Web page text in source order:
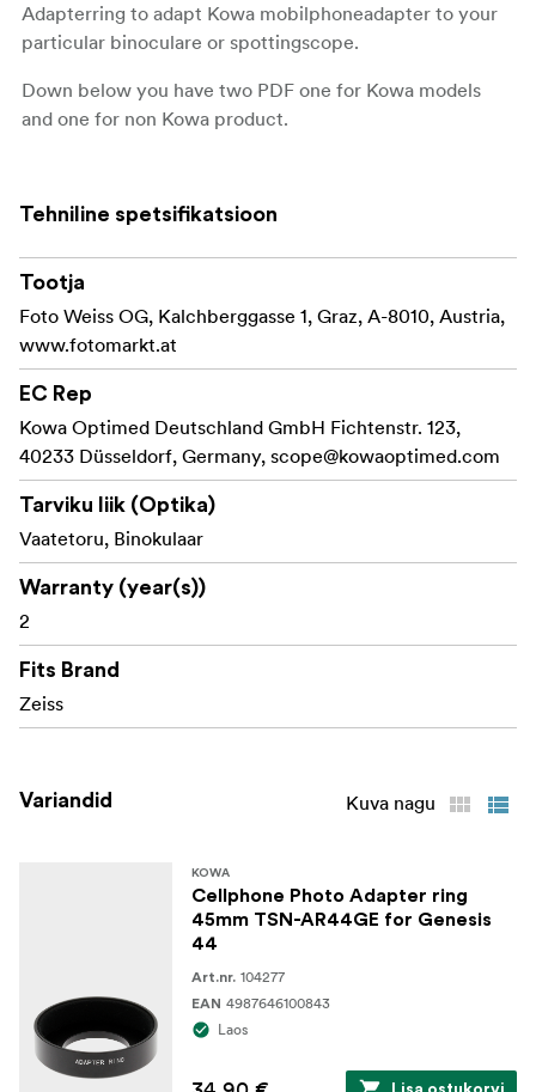
Adapterring to adapt Kowa mobilphoneadapter to your
particular binoculare or spottingscope.
Down below you have two PDF one for Kowa models
and one for non Kowa product.
Tehniline spetsifikatsioon
Tootja
Foto Weiss OG, Kalchberggasse 1, Graz, A-8010, Austria,
www.fotomarkt.at
EC Rep
Kowa Optimed Deutschland GmbH Fichtenstr. 123,
40233 Düsseldorf, Germany, scope@kowaoptimed.com
Tarviku liik (Optika)
Vaatetoru, Binokulaar
Warranty (year(s))
2
Fits Brand
Zeiss
Variandid Kuva nagu
KOWA
Cellphone Photo Adapter ring
45mm TSN-AR44GE for Genesis
44
Art.nr. 104277
EAN 4987646100843
Laos